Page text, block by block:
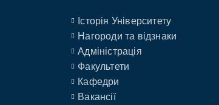
Історія Університету
Нагороди та відзнаки
Адміністрація
Факультети
Кафедри
Вакансії